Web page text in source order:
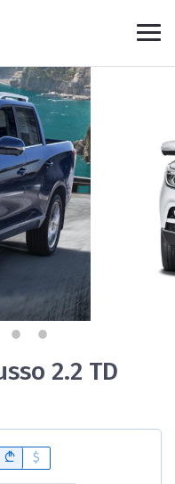
2.2 TD
B $